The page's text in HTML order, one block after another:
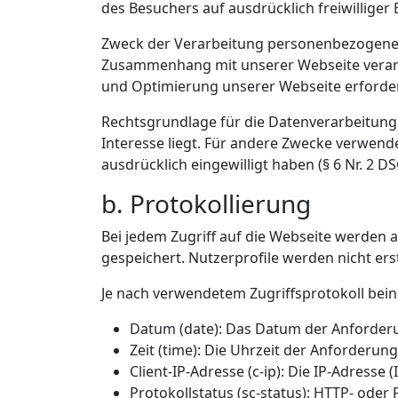
des Besuchers auf ausdrücklich freiwilliger
Zweck der Verarbeitung
Zusammenhang mit unserer Webseite
und Optimierung unserer Webseite
Rechtsgrundlage für die
Interesse liegt. Für andere Zwecke
ausdrücklich eingewilligt haben (§ 6 Nr. 2
b. Protokollierung
Bei jedem Zugriff auf die Webseite
gespeichert. Nutzerprofile werden nicht
Je nach verwendetem Zugriffsprotokoll
Datum (date): Das Datum der
Zeit (time): Die Uhrzeit der
Client-IP-Adresse (c-ip): Die IP-
Protokollstatus (sc-status): HTTP- oder